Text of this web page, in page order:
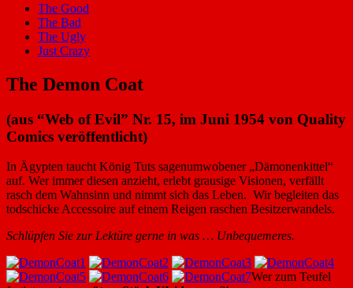
The Good
The Bad
The Ugly
Just Crazy
The Demon Coat
(aus “Web of Evil” Nr. 15, im Juni 1954 von Quality
Comics veröffentlicht)
In Ägypten taucht König Tuts sagenumwobener „Dämonenkittel“
auf. Wer immer diesen anzieht, erlebt grausige Visionen, verfällt
rasch dem Wahnsinn und nimmt sich das Leben. Wir begleiten das
todschicke Accessoire auf einem Reigen raschen Besitzerwandels.
Schlüpfen Sie zur Lektüre gerne in was … Unbequemeres.
Wer zum Teufel